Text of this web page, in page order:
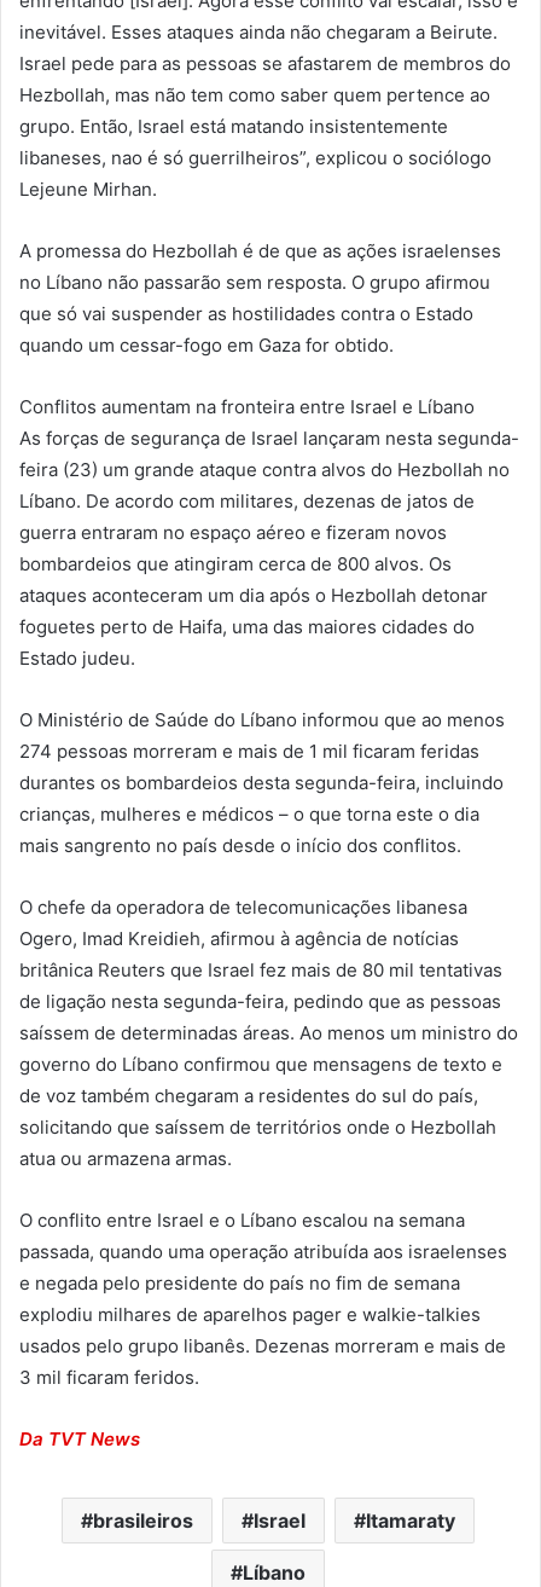
inevitável. Esses ataques ainda não chegaram a Beirute.
Israel pede para as pessoas se afastarem de membros do
Hezbollah, mas não tem como saber quem pertence ao
grupo. Então, Israel está matando insistentemente
libaneses, nao é só guerrilheiros”, explicou o sociólogo
Lejeune Mirhan.
A promessa do Hezbollah é de que as ações israelenses
no Líbano não passarão sem resposta. O grupo afirmou
que só vai suspender as hostilidades contra o Estado
quando um cessar-fogo em Gaza for obtido.
Conflitos aumentam na fronteira entre Israel e Líbano
As forças de segurança de Israel lançaram nesta segunda-
feira (23) um grande ataque contra alvos do Hezbollah no
Líbano. De acordo com militares, dezenas de jatos de
guerra entraram no espaço aéreo e fizeram novos
bombardeios que atingiram cerca de 800 alvos. Os
ataques aconteceram um dia após o Hezbollah detonar
foguetes perto de Haifa, uma das maiores cidades do
Estado judeu.
O Ministério de Saúde do Líbano informou que ao menos
274 pessoas morreram e mais de 1 mil ficaram feridas
durantes os bombardeios desta segunda-feira, incluindo
crianças, mulheres e médicos – o que torna este o dia
mais sangrento no país desde o início dos conflitos.
O chefe da operadora de telecomunicações libanesa
Ogero, Imad Kreidieh, afirmou à agência de notícias
britânica Reuters que Israel fez mais de 80 mil tentativas
de ligação nesta segunda-feira, pedindo que as pessoas
saíssem de determinadas áreas. Ao menos um ministro do
governo do Líbano confirmou que mensagens de texto e
de voz também chegaram a residentes do sul do país,
solicitando que saíssem de territórios onde o Hezbollah
atua ou armazena armas.
O conflito entre Israel e o Líbano escalou na semana
passada, quando uma operação atribuída aos israelenses
e negada pelo presidente do país no fim de semana
explodiu milhares de aparelhos pager e walkie-talkies
usados pelo grupo libanês. Dezenas morreram e mais de
3 mil ficaram feridos.
Da TVT News
brasileiros Israel Itamaraty
Líbano